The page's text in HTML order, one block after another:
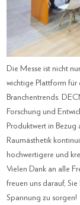
Die Messe ist nicht
wichtige Plattform für
Branchentrends.
Forschung und
Produktwert in
Raumästhetik
hochwertigere und
Vielen Dank an alle
freuen uns darauf,
Spannung zu sorgen!